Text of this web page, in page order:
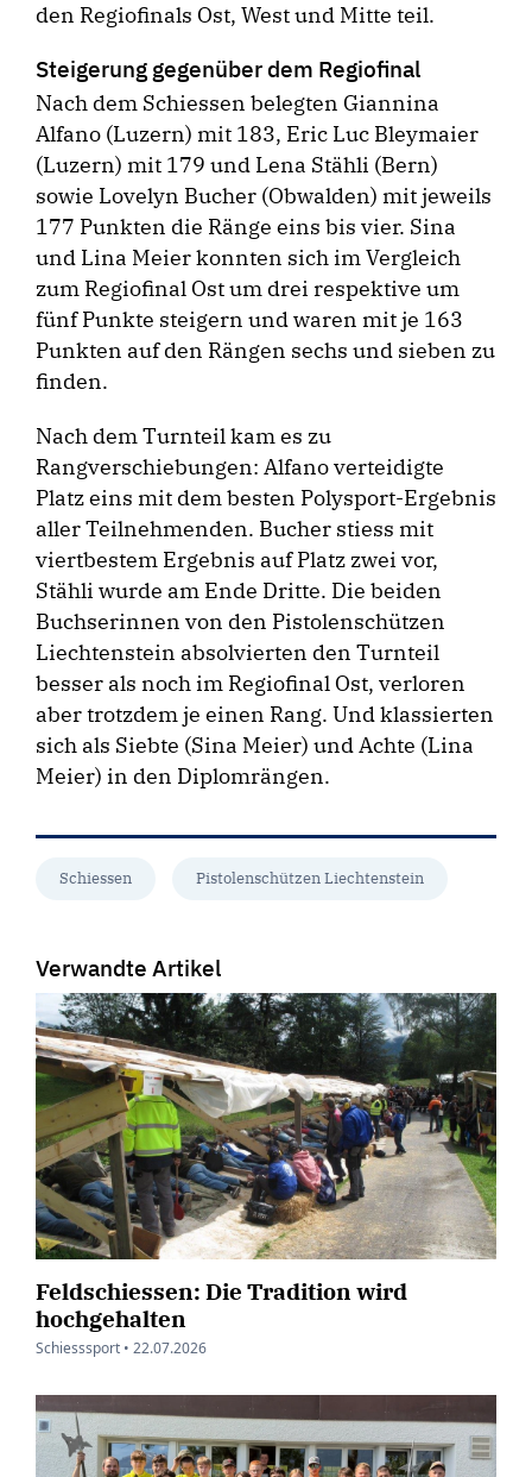
den Regiofinals Ost, West und Mitte teil.
Steigerung gegenüber dem Regiofinal
Nach dem Schiessen belegten Giannina
Alfano (Luzern) mit 183, Eric Luc Bleymaier
(Luzern) mit 179 und Lena Stähli (Bern)
sowie Lovelyn Bucher (Obwalden) mit jeweils
177 Punkten die Ränge eins bis vier. Sina
und Lina Meier konnten sich im Vergleich
zum Regiofinal Ost um drei respektive um
fünf Punkte steigern und waren mit je 163
Punkten auf den Rängen sechs und sieben zu
finden.
Nach dem Turnteil kam es zu
Rangverschiebungen: Alfano verteidigte
Platz eins mit dem besten Polysport-Ergebnis
aller Teilnehmenden. Bucher stiess mit
viertbestem Ergebnis auf Platz zwei vor,
Stähli wurde am Ende Dritte. Die beiden
Buchserinnen von den Pistolenschützen
Liechtenstein absolvierten den Turnteil
besser als noch im Regiofinal Ost, verloren
aber trotzdem je einen Rang. Und klassierten
sich als Siebte (Sina Meier) und Achte (Lina
Meier) in den Diplomrängen.
Schiessen Pistolenschützen Liechtenstein
Verwandte Artikel
Feldschiessen: Die Tradition wird
hochgehalten
Schiesssport • 22.07.2026